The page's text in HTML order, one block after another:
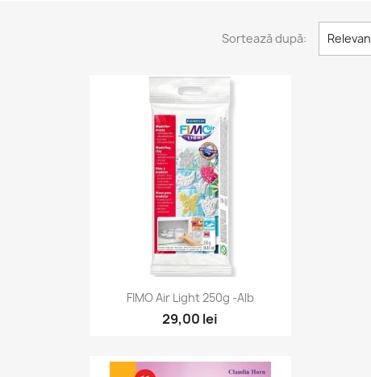
Sortează după:
Vizualizare rapidă
FIMO Air Light 250g -alb
29,00 lei